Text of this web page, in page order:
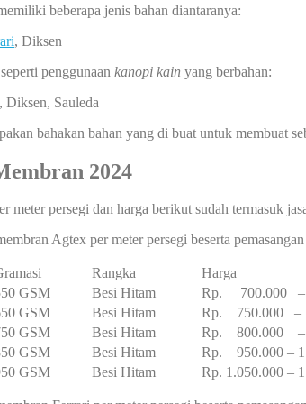
beberapa jenis bahan diantaranya:
, Diksen
penggunaan kanopi kain yang berbahan:
Diksen, Sauleda
bahakan bahan yang di buat untuk membuat
2024
meter persegi dan harga berikut sudah termasuk
Agtex per meter persegi beserta
Rangka
Harga
GSM Besi Hitam
Rp. 700.000 –
GSM Besi Hitam
Rp. 750.000 –
GSM Besi Hitam
Rp. 800.000 –
GSM Besi Hitam
Rp. 950.000 –
GSM Besi Hitam Rp. 1.050.000 –